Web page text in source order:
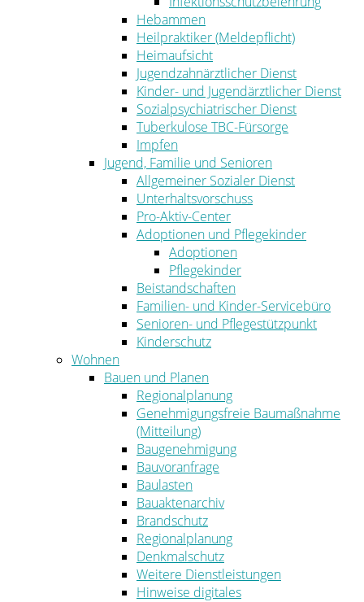
Hebammen
Heilpraktiker (Meldepflicht)
Heimaufsicht
Jugendzahnärztlicher Dienst
Kinder- und Jugendärztlicher Dienst
Sozialpsychiatrischer Dienst
Tuberkulose TBC-Fürsorge
Impfen
Jugend, Familie und Senioren
Allgemeiner Sozialer Dienst
Unterhaltsvorschuss
Pro-Aktiv-Center
Adoptionen und Pflegekinder
Adoptionen
Pflegekinder
Beistandschaften
Familien- und Kinder-Servicebüro
Senioren- und Pflegestützpunkt
Kinderschutz
Wohnen
Bauen und Planen
Regionalplanung
Genehmigungsfreie Baumaßnahme
(Mitteilung)
Baugenehmigung
Bauvoranfrage
Baulasten
Bauaktenarchiv
Brandschutz
Regionalplanung
Denkmalschutz
Weitere Dienstleistungen
Hinweise digitales